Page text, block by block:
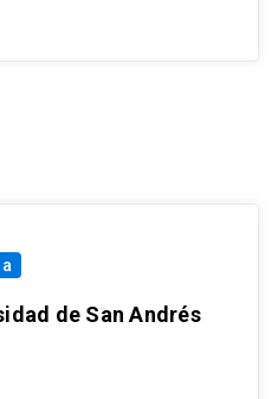
de San Andrés